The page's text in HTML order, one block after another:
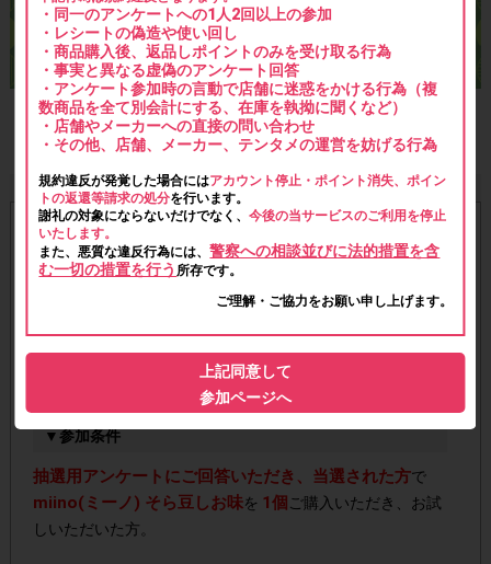
【必ずご確認ください】注意事項はこちら！
■ 注意事項
▼ポイント付与時期
2020年2月中
▼購入・回答期間
2019年12月16日(月)～2019年12月22日(日) 23:59
▼参加条件
抽選用アンケートにご回答いただき、当選された方で
miino(ミーノ) そら豆しお味を 1個 ご購入いただき、お試
しいただいた方。
・同一のアンケートへの1人2回以上の参加
・レシートの偽造や使い回し
・商品購入後、返品しポイントのみを受け取る行為
・事実と異なる虚偽のアンケート回答
・アンケート参加時の言動で店舗に迷惑をかける行為（複
数商品を全て別会計にする、在庫を執拗に聞くなど）
・店舗やメーカーへの直接の問い合わせ
・その他、店舗、メーカー、テンタメの運営を妨げる行為
規約違反が発覚した場合にはアカウント停止・ポイント消失、ポイン
トの返還等請求の処分を行います。
謝礼の対象にならないだけでなく、今後の当サービスのご利用を停止
いたします。
また、悪質な違反行為には、警察への相談並びに法的措置を含
む一切の措置を行う 所存です。
ご理解・ご協力をお願い申し上げます。
上記同意して
参加ページへ